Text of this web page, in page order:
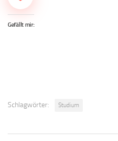
Gefällt mir:
Schlagwörter: Studium